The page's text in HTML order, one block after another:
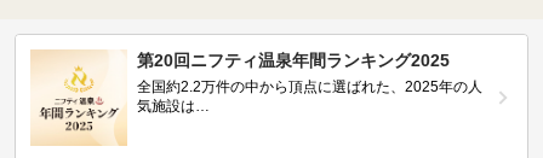
第20回ニフティ温泉年間ランキング2025
全国約2.2万件の中から頂点に選ばれた、2025年の人
気施設は…